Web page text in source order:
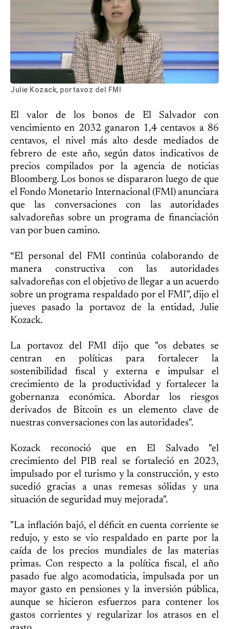
Julie Kozack, portavoz del FMI
El valor de los bonos de El Salvador con
vencimiento en 2032 ganaron 1,4 centavos a 86
centavos, el nivel más alto desde mediados de
febrero de este año, según datos indicativos de
precios compilados por la agencia de noticias
Bloomberg. Los bonos se dispararon luego de que
el Fondo Monetario Internacional (FMI) anunciara
que las conversaciones con las autoridades
salvadoreñas sobre un programa de financiación
van por buen camino.
“El personal del FMI continúa colaborando de
manera constructiva con las autoridades
salvadoreñas con el objetivo de llegar a un acuerdo
sobre un programa respaldado por el FMI”, dijo el
jueves pasado la portavoz de la entidad, Julie
Kozack.
La portavoz del FMI dijo que "os debates se
centran en políticas para fortalecer la
sostenibilidad fiscal y externa e impulsar el
crecimiento de la productividad y fortalecer la
gobernanza económica. Abordar los riesgos
derivados de Bitcoin es un elemento clave de
nuestras conversaciones con las autoridades".
Kozack reconoció que en El Salvado "el
crecimiento del PIB real se fortaleció en 2023,
impulsado por el turismo y la construcción, y esto
sucedió gracias a unas remesas sólidas y una
situación de seguridad muy mejorada".
"La inflación bajó, el déficit en cuenta corriente se
redujo, y esto se vio respaldado en parte por la
caída de los precios mundiales de las materias
primas. Con respecto a la política fiscal, el año
pasado fue algo acomodaticia, impulsada por un
mayor gasto en pensiones y la inversión pública,
aunque se hicieron esfuerzos para contener los
gastos corrientes y regularizar los atrasos en el